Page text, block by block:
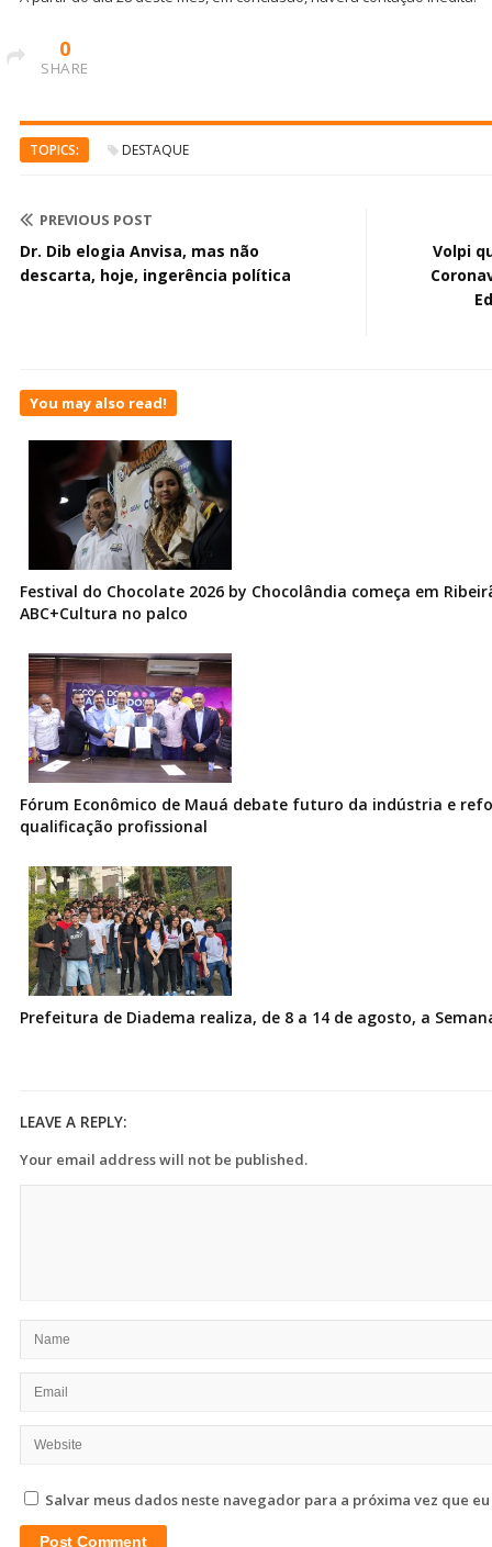
0
SHARE
TOPICS: DESTAQUE
PREVIOUS POST
Dr. Dib elogia Anvisa, mas não
descarta, hoje, ingerência política
Volpi
You may also read!
Festival do Chocolate 2026 by Chocolândia começa em
ABC+Cultura no palco
Fórum Econômico de Mauá debate futuro da indústria e
qualificação profissional
Prefeitura de Diadema realiza, de 8 a 14 de agosto, a
LEAVE A REPLY:
Your email address will not be published.
Salvar meus dados neste navegador para a próxima vez que